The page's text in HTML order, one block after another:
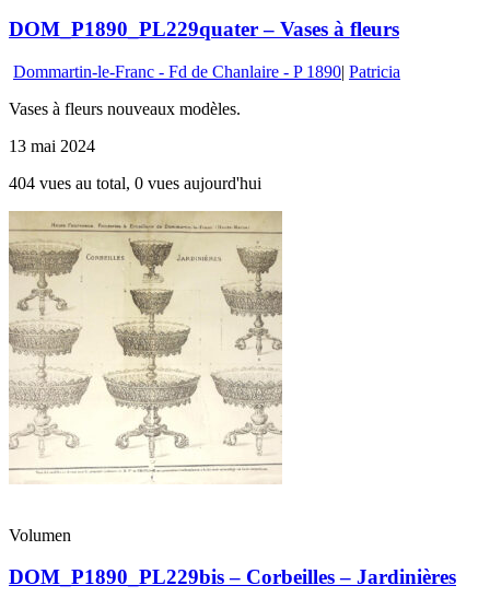
DOM_P1890_PL229quater – Vases à fleurs
Dommartin-le-Franc - Fd de Chanlaire - P 1890| Patricia
Vases à fleurs nouveaux modèles.
13 mai 2024
404 vues au total, 0 vues aujourd'hui
Volumen
DOM_P1890_PL229bis – Corbeilles – Jardinières